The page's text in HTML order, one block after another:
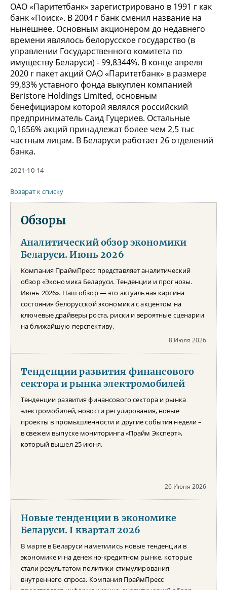
ОАО «Паритетбанк» зарегистрировано в 1991 г как
банк «Поиск». В 2004 г банк сменил название на
нынешнее. Основным акционером до недавнего
времени являлось белорусское государство (в
управлении Государственного комитета по
имуществу Беларуси) - 99,8344%. В конце апреля
2020 г пакет акций ОАО «Паритетбанк» в размере
99,83% уставного фонда выкуплен компанией
Beristore Holdings Limited, основным
бенефициаром которой являлся российский
предприниматель Саид Гуцериев. Остальные
0,1656% акций принадлежат более чем 2,5 тыс
частным лицам. В Беларуси работает 26 отделений
банка.
2021-10-14
Возврат к списку
Обзоры
Аналитический обзор экономики
Беларуси. Июнь 2026
Компания ПраймПресс представляет аналитический
обзор «Экономика Беларуси. Тенденции и прогнозы.
Июнь 2026». Наш обзор — это актуальная картина
состояния белорусской экономики с акцентом на
ключевые драйверы роста, риски и вероятные сценарии
на ближайшую перспективу.
8 Июля 2026
Тенденции развития финансового
сектора и рынка электромобилей
Тенденции развития финансового сектора и рынка
электромобилей, новости регулирования, новые
проекты в промышленности и другие события недели –
в свежем выпуске мониторинга «Прайм Эксперт»,
который вышел 25 июня.
26 Июня 2026
Новые тенденции в экономике
Беларуси. I квартал 2026
В марте в Беларуси наметились новые тенденции в
экономике и на денежно-кредитном рынке, которые
стали результатом политики стимулирования
внутреннего спроса. Компания ПраймПресс